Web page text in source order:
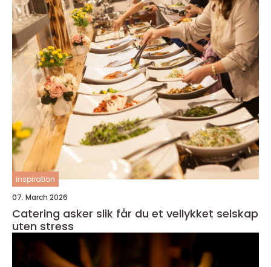
inspiration
07. March 2026
Catering asker slik får du et vellykket selskap
uten stress